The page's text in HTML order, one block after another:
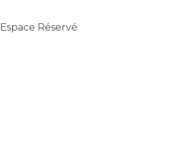
Espace Réservé